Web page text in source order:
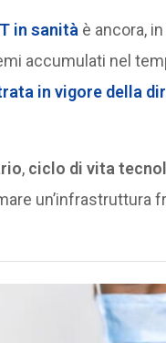
in sanità è ancora,
accumulati nel
in vigore della
, ciclo di vita
un’infrastruttura